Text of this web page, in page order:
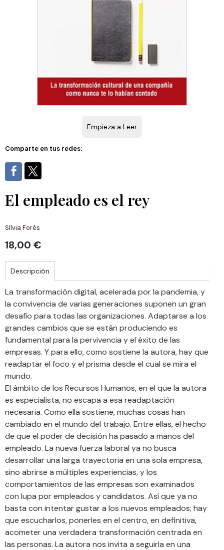
Empieza a Leer
Comparte en tus redes:
El empleado es el rey
Sílvia Forés
18,00 €
Descripción
La transformación digital, acelerada por la pandemia, y
la convivencia de varias generaciones suponen un gran
desafío para todas las organizaciones. Adaptarse a los
grandes cambios que se están produciendo es
fundamental para la pervivencia y el éxito de las
empresas. Y para ello, como sostiene la autora, hay que
readaptar el foco y el prisma desde el cual se mira el
mundo.
El ámbito de los Recursos Humanos, en el que la autora
es especialista, no escapa a esa readaptación
necesaria. Como ella sostiene, muchas cosas han
cambiado en el mundo del trabajo. Entre ellas, el hecho
de que el poder de decisión ha pasado a manos del
empleado. La nueva fuerza laboral ya no busca
desarrollar una larga trayectoria en una sola empresa,
sino abrirse a múltiples experiencias, y los
comportamientos de las empresas son examinados
con lupa por empleados y candidatos. Así que ya no
basta con intentar gustar a los nuevos empleados; hay
que escucharlos, ponerles en el centro, en definitiva,
acometer una verdadera transformación centrada en
las personas. La autora nos invita a seguirla en una